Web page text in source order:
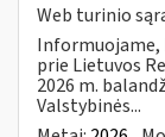
Web turinio
Informuojame,
prie Lietuvos
2026 m.
Valstybinės...